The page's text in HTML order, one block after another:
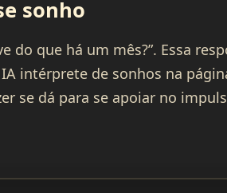
sonho
do que há um mês?”. Essa
intérprete de sonhos na
se dá para se apoiar no